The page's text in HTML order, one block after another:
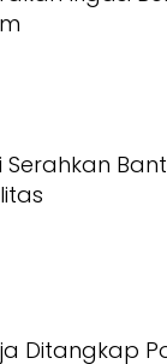
Ditangkap